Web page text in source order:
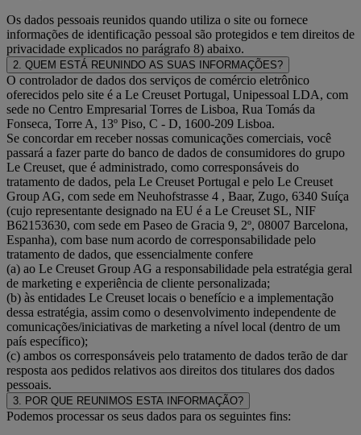
Os dados pessoais reunidos quando utiliza o site ou fornece
informações de identificação pessoal são protegidos e tem direitos de
privacidade explicados no parágrafo 8) abaixo.
2. QUEM ESTÁ REUNINDO AS SUAS INFORMAÇÕES?
O controlador de dados dos serviços de comércio eletrônico
oferecidos pelo site é a Le Creuset Portugal, Unipessoal LDA, com
sede no Centro Empresarial Torres de Lisboa, Rua Tomás da
Fonseca, Torre A, 13º Piso, C - D, 1600-209 Lisboa.
Se concordar em receber nossas comunicações comerciais, você
passará a fazer parte do banco de dados de consumidores do grupo
Le Creuset, que é administrado, como corresponsáveis do
tratamento de dados, pela Le Creuset Portugal e pelo Le Creuset
Group AG, com sede em Neuhofstrasse 4 , Baar, Zugo, 6340 Suíça
(cujo representante designado na EU é a Le Creuset SL, NIF
B62153630, com sede em Paseo de Gracia 9, 2º, 08007 Barcelona,
Espanha), com base num acordo de corresponsabilidade pelo
tratamento de dados, que essencialmente confere
(a) ao Le Creuset Group AG a responsabilidade pela estratégia geral
de marketing e experiência de cliente personalizada;
(b) às entidades Le Creuset locais o benefício e a implementação
dessa estratégia, assim como o desenvolvimento independente de
comunicações/iniciativas de marketing a nível local (dentro de um
país específico);
(c) ambos os corresponsáveis pelo tratamento de dados terão de dar
resposta aos pedidos relativos aos direitos dos titulares dos dados
pessoais.
3. POR QUE REUNIMOS ESTA INFORMAÇÃO?
Podemos processar os seus dados para os seguintes fins: